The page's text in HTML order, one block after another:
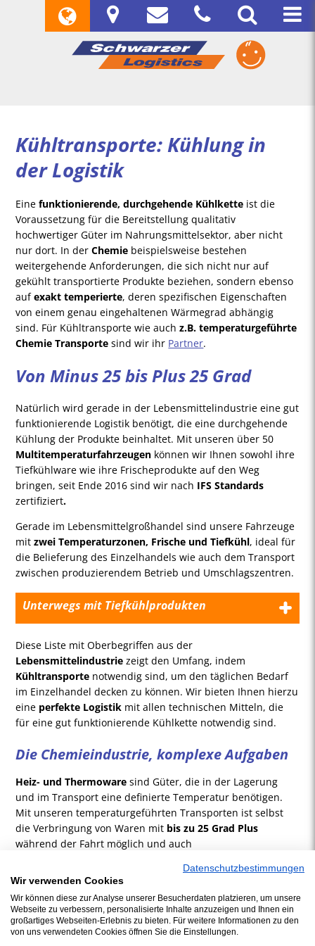
Kühltransporte: Kühlung in
der Logistik
Einefunktionierende, durchgehende Kühlkette ist die
Voraussetzung für die Bereitstellung qualitativ
hochwertiger Güter im Nahrungsmittelsektor, aber nicht
nur dort. In derChemie beispielsweise bestehen
weitergehende Anforderungen, die sich nicht nur auf
gekühlt transportierte Produkte beziehen, sondern ebenso
aufexakt temperierte, deren spezifischen Eigenschaften
von einem genau eingehaltenen Wärmegrad abhängig
sind. Für Kühltransporte wie auch z.B. temperaturgeführte
Chemie Transporte sind wir ihr Partner.
Von Minus 25 bis Plus 25 Grad
Natürlich wird gerade in der Lebensmittelindustrie eine gut
funktionierende Logistik benötigt, die eine durchgehende
Kühlung der Produkte beinhaltet. Mit unseren über 50
Multitemperaturfahrzeugen können wir Ihnen sowohl ihre
Tiefkühlware wie ihre Frischeprodukte auf den Weg
bringen, seit Ende 2016 sind wir nach IFS Standards
zertifiziert.
Gerade im Lebensmittelgroßhandel sind unsere Fahrzeuge
mit zwei Temperaturzonen, Frische und Tiefkühl, ideal für
die Belieferung des Einzelhandels wie auch dem Transport
zwischen produzierendem Betrieb und Umschlagszentren.
Unterwegs mit Tiefkühlprodukten
Diese Liste mit Oberbegriffen aus der
Lebensmittelindustriezeigt den Umfang, indem
Kühltransporte notwendig sind, um den täglichen Bedarf
im Einzelhandel decken zu können. Wir bieten Ihnen hierzu
eine perfekte Logistik mit allen technischen Mitteln, die
für eine gut funktionierende Kühlkette notwendig sind.
Die Chemieindustrie, komplexe Aufgaben
Heiz- und Thermoware sind Güter, die in der Lagerung
und im Transport eine definierte Temperatur benötigen.
Mit unseren temperaturgeführten Transporten ist selbst
die Verbringung von Waren mit bis zu 25 Grad Plus
während der Fahrt möglich und auch
Repertoire.
Unser Leistungskatalog beinhaltet einen umfassenden
Service für Sie und IhreKühl- oder Thermoprodukte,
wobei unsere Erfahrung und unser modernes technisches
Datenschutzbestimmungen
Wir verwenden Cookies
Wir können diese zur Analyse unserer Besucherdaten platzieren, um unsere
Webseite zu verbessern, personalisierte Inhalte anzuzeigen und Ihnen ein
großartiges Webseiten-Erlebnis zu bieten. Für weitere Informationen zu den
von uns verwendeten Cookies öffnen Sie die Einstellungen.